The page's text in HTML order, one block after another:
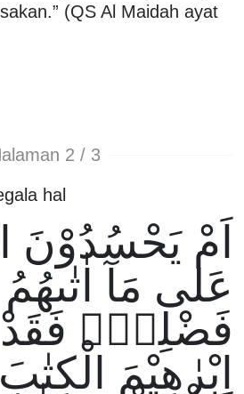
(QS Al Maidah ayat
2 / 3
hal
اَمْ يَحْسُدُوْنَ
عَلٰى مَآ
فَضْلِهٖۚ فَقَدْ
اِبْرٰهِيْمَ الْكِتٰبَ